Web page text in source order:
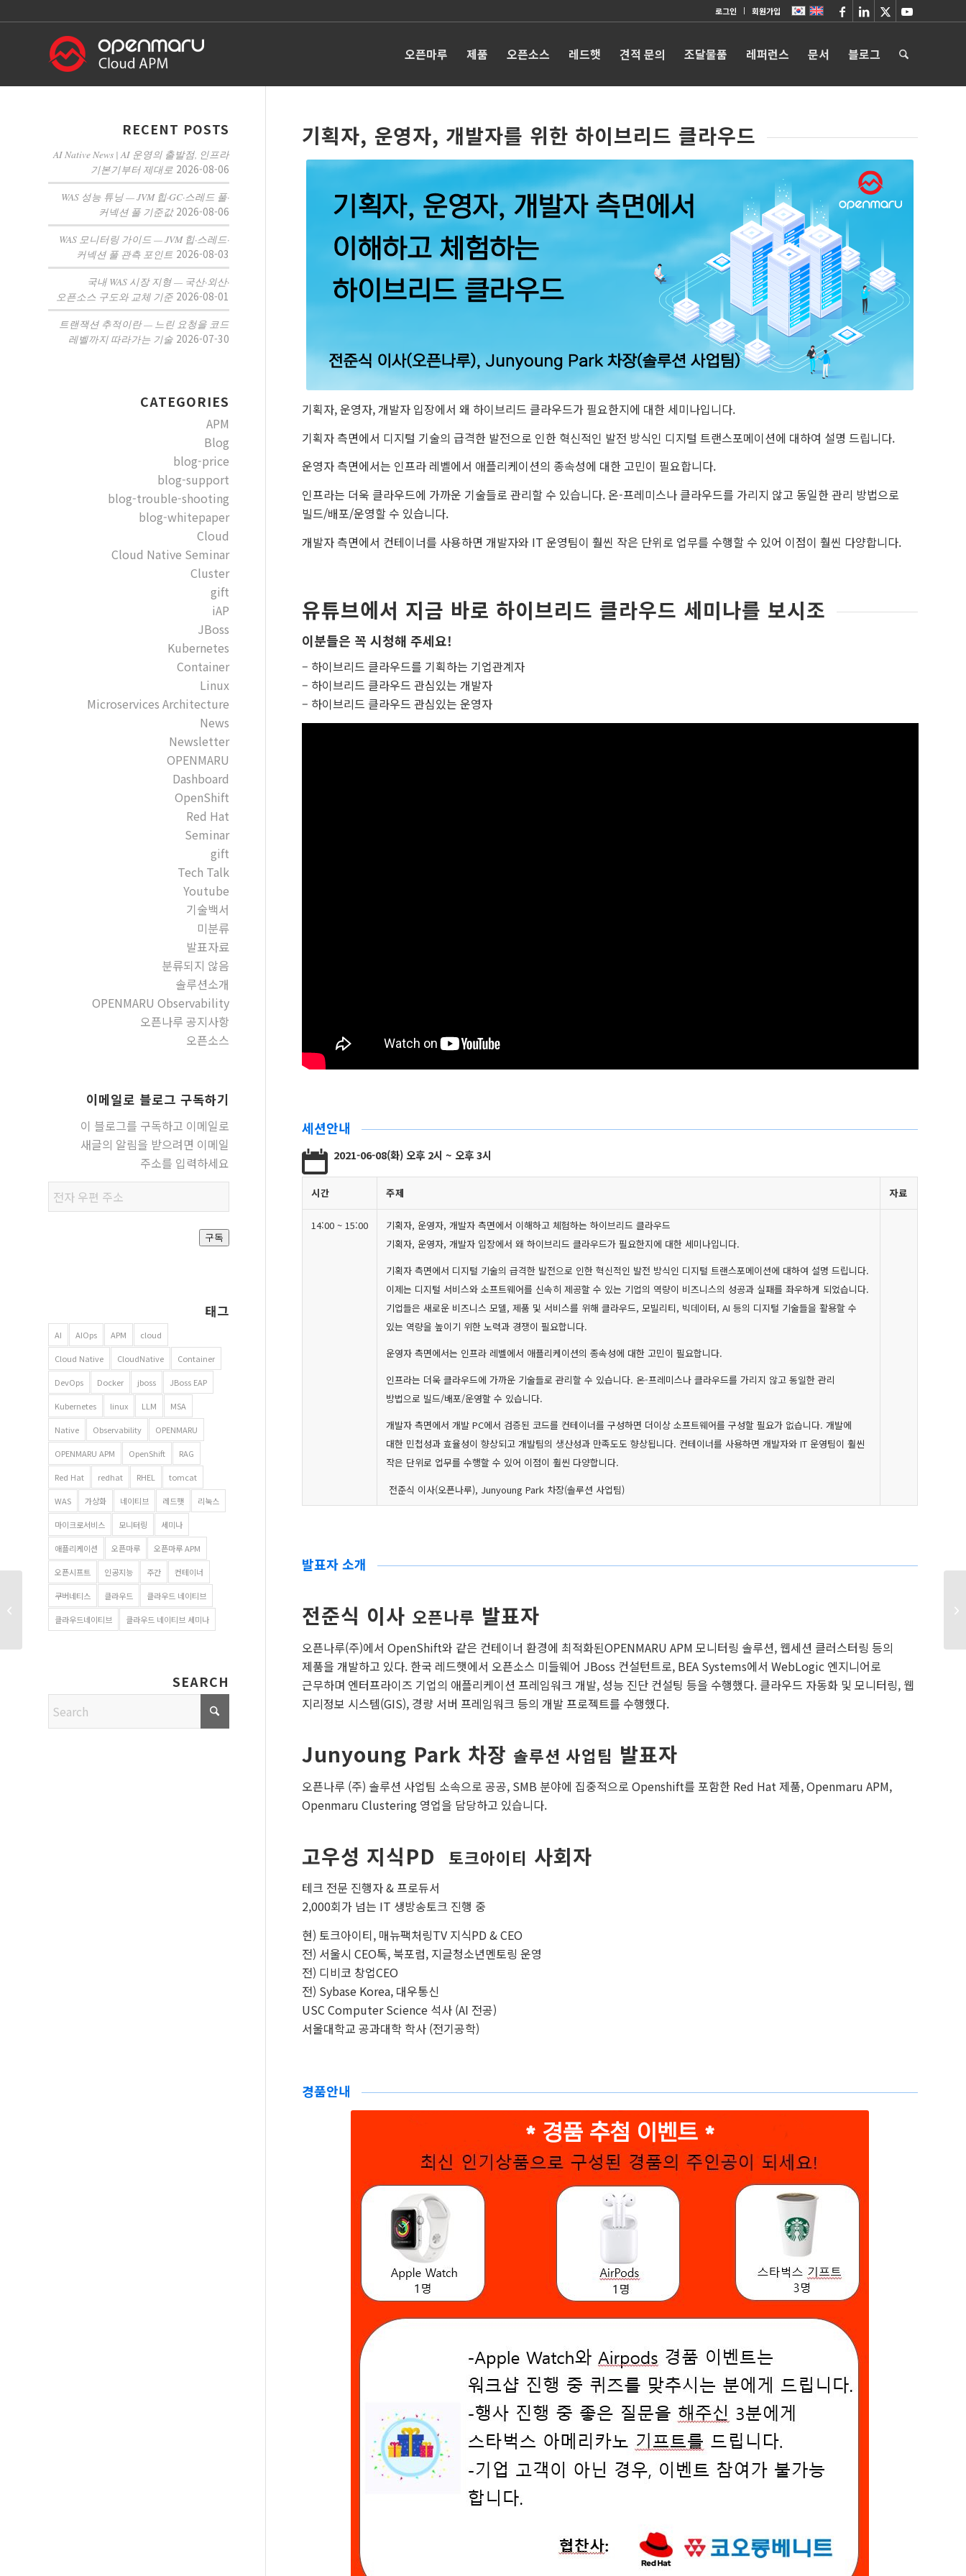
로그인 회원가입
오픈마루 제품 오픈소스 레드햇 견적 문의 조달물품 레퍼런스 문서 블로그
기획자, 운영자, 개발자를 위한 하이브리드 클라우드
기획자, 운영자, 개발자 입장에서 왜 하이브리드 클라우드가 필요한지에 대한 세미나입니다.
기획자 측면에서 디지털 기술의 급격한 발전으로 인한 혁신적인 발전 방식인 디지털 트랜스포메이션에 대하여 설명 드립니다.
운영자 측면에서는 인프라 레벨에서 애플리케이션의 종속성에 대한 고민이 필요합니다.
인프라는 더욱 클라우드에 가까운 기술들로 관리할 수 있습니다. 온-프레미스나 클라우드를 가리지 않고 동일한 관리 방법으로
빌드/배포/운영할 수 있습니다.
개발자 측면에서 컨테이너를 사용하면 개발자와 IT 운영팀이 훨씬 작은 단위로 업무를 수행할 수 있어 이점이 훨씬 다양합니다.
유튜브에서 지금 바로 하이브리드 클라우드 세미나를 보시조
이분들은 꼭 시청해 주세요!
– 하이브리드 클라우드를 기획하는 기업관계자
– 하이브리드 클라우드 관심있는 개발자
– 하이브리드 클라우드 관심있는 운영자
세션안내
2021-06-08(화) 오후 2시 ~ 오후 3시
시간 주제 자료
14:00 ~ 15:00
기획자, 운영자, 개발자 측면에서 이해하고 체험하는 하이브리드 클라우드
기획자, 운영자, 개발자 입장에서 왜 하이브리드 클라우드가 필요한지에 대한 세미나입니다.
기획자 측면에서 디지털 기술의 급격한 발전으로 인한 혁신적인 발전 방식인 디지털 트랜스포메이션에 대하여 설명 드립니다.
이제는 디지털 서비스와 소프트웨어를 신속히 제공할 수 있는 기업의 역량이 비즈니스의 성공과 실패를 좌우하게 되었습니다.
기업들은 새로운 비즈니스 모델, 제품 및 서비스를 위해 클라우드, 모빌리티, 빅데이터, AI 등의 디지털 기술들을 활용할 수
있는 역량을 높이기 위한 노력과 경쟁이 필요합니다.
운영자 측면에서는 인프라 레벨에서 애플리케이션의 종속성에 대한 고민이 필요합니다.
인프라는 더욱 클라우드에 가까운 기술들로 관리할 수 있습니다. 온-프레미스나 클라우드를 가리지 않고 동일한 관리
방법으로 빌드/배포/운영할 수 있습니다.
개발자 측면에서 개발 PC에서 검증된 코드를 컨테이너를 구성하면 더이상 소프트웨어를 구성할 필요가 없습니다. 개발에
대한 민첩성과 효율성이 향상되고 개발팀의 생산성과 만족도도 향상됩니다. 컨테이너를 사용하면 개발자와 IT 운영팀이 훨씬
작은 단위로 업무를 수행할 수 있어 이점이 훨씬 다양합니다.
전준식 이사(오픈나루), Junyoung Park 차장(솔루션 사업팀)
발표자 소개
전준식 이사 오픈나루 발표자
오픈나루(주)에서 OpenShift와 같은 컨테이너 환경에 최적화된OPENMARU APM 모니터링 솔루션, 웹세션 클러스터링 등의
제품을 개발하고 있다. 한국 레드햇에서 오픈소스 미들웨어 JBoss 컨설턴트로, BEA Systems에서 WebLogic 엔지니어로
근무하며 엔터프라이즈 기업의 애플리케이션 프레임워크 개발, 성능 진단 컨설팅 등을 수행했다. 클라우드 자동화 및 모니터링, 웹
지리정보 시스템(GIS), 경량 서버 프레임워크 등의 개발 프로젝트를 수행했다.
Junyoung Park 차장 솔루션 사업팀 발표자
오픈나루 (주) 솔루션 사업팀 소속으로 공공, SMB 분야에 집중적으로 Openshift를 포함한 Red Hat 제품, Openmaru APM,
Openmaru Clustering 영업을 담당하고 있습니다.
고우성 지식PD 토크아이티 사회자
테크 전문 진행자 & 프로듀서
2,000회가 넘는 IT 생방송토크 진행 중
현) 토크아이티, 매뉴팩처링TV 지식PD & CEO
전) 서울시 CEO톡, 북포럼, 지글청소년멘토링 운영
전) 디비코 창업CEO
전) Sybase Korea, 대우통신
USC Computer Science 석사 (AI 전공)
서울대학교 공과대학 학사 (전기공학)
경품안내
RECENT POSTS
AI Native News | AI 운영의 출발점, 인프라
기본기부터 제대로 2026-08-06
WAS 성능 튜닝 — JVM 힙·GC·스레드 풀·
커넥션 풀 기준값 2026-08-06
WAS 모니터링 가이드 — JVM 힙·스레드·
커넥션 풀 관측 포인트 2026-08-03
국내 WAS 시장 지형 — 국산·외산·
오픈소스 구도와 교체 기준 2026-08-01
트랜잭션 추적이란 — 느린 요청을 코드
레벨까지 따라가는 기술 2026-07-30
CATEGORIES
APM
Blog
blog-price
blog-support
blog-trouble-shooting
blog-whitepaper
Cloud
Cloud Native Seminar
Cluster
gift
iAP
JBoss
Kubernetes
Container
Linux
Microservices Architecture
News
Newsletter
OPENMARU
Dashboard
OpenShift
Red Hat
Seminar
gift
Tech Talk
Youtube
기술백서
미분류
발표자료
분류되지 않음
솔루션소개
OPENMARU Observability
오픈나루 공지사항
오픈소스
이메일로 블로그 구독하기
이 블로그를 구독하고 이메일로
새글의 알림을 받으려면 이메일
주소를 입력하세요
우편
주소
구독
태그
AI AIOps APM cloud
Cloud Native CloudNative Container
DevOps Docker jboss JBoss EAP
Kubernetes linux LLM MSA
Native Observability OPENMARU
OPENMARU APM OpenShift RAG
Red Hat redhat RHEL tomcat
WAS 가상화 네이티브 레드햇 리눅스
마이크로서비스 모니터링 세미나
애플리케이션 오픈마루 오픈마루 APM
오픈시프트 인공지능 주간 컨테이너
쿠버네티스 클라우드 클라우드 네이티브
클라우드네이티브 클라우드 네이티브 세미나
SEARCH
스레드덤프 분석 어떻게
하면 될까요?